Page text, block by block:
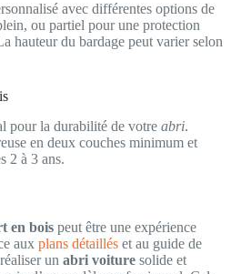
avec différentes options de
ou partiel pour une protection
hauteur du bardage peut varier selon
pour la durabilité de votre abri.
en deux couches minimum et
2 à 3 ans.
en bois peut être une expérience
aux plans détaillés et au guide de
un abri voiture solide et